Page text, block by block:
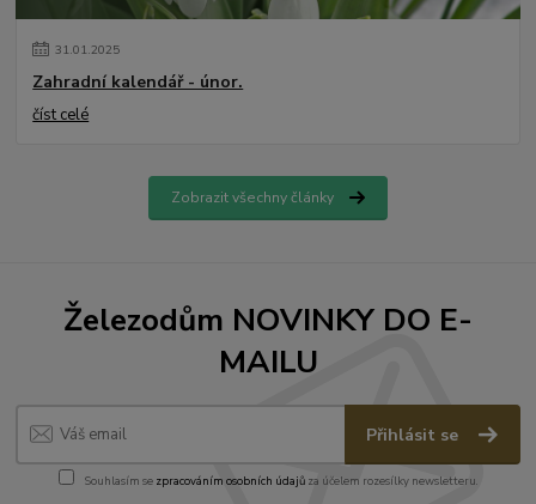
31.01.2025
Zahradní kalendář - únor.
číst celé
Zobrazit všechny články
Železodům NOVINKY DO E-
MAILU
Přihlásit se
Souhlasím se zpracováním osobních údajůza účelem rozesílky newsletteru.